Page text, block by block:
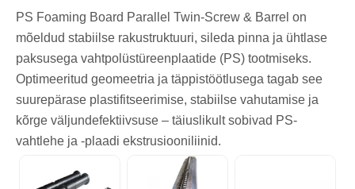
PS Foaming Board Parallel Twin-Screw & Barrel on
mõeldud stabiilse rakustruktuuri, sileda pinna ja ühtlase
paksusega vahtpolüstüreenplaatide (PS) tootmiseks.
Optimeeritud geomeetria ja täppistöötlusega tagab see
suurepärase plastifitseerimise, stabiilse vahutamise ja
kõrge väljundefektiivsuse – täiuslikult sobivad PS-
vahtlehe ja -plaadi ekstrusiooniliinid.